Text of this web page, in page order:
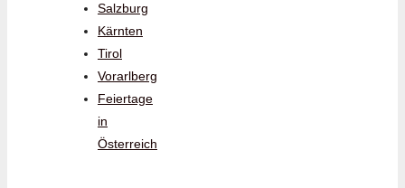
Salzburg
Kärnten
Tirol
Vorarlberg
Feiertage
in
Österreich